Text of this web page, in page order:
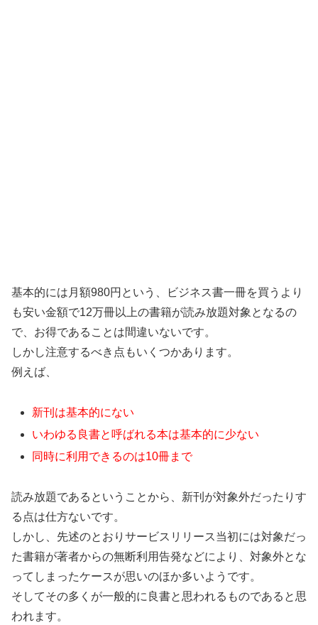
基本的には月額980円という、ビジネス書一冊を買うより
も安い金額で12万冊以上の書籍が読み放題対象となるの
で、お得であることは間違いないです。
しかし注意するべき点もいくつかあります。
例えば、
新刊は基本的にない
いわゆる良書と呼ばれる本は基本的に少ない
同時に利用できるのは10冊まで
読み放題であるということから、新刊が対象外だったりす
る点は仕方ないです。
しかし、先述のとおりサービスリリース当初には対象だっ
た書籍が著者からの無断利用告発などにより、対象外とな
ってしまったケースが思いのほか多いようです。
そしてその多くが一般的に良書と思われるものであると思
われます。